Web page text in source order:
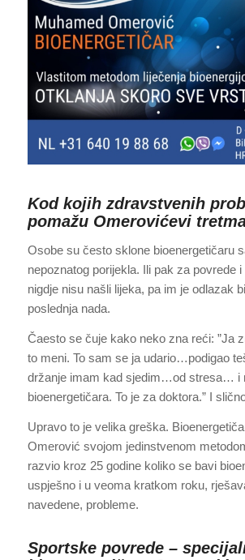
Kod kojih zdravstvenih
pomažu Omerovićevi
Osobe su često sklone bioenergetičaru
nepoznatog porijekla. Ili pak za povrede
nigdje nisu našli lijeka, pa im je odlazak
poslednja nada.
Čaesto se čuje kako neko zna reći: ”Ja
to meni. To sam se ja udario…podigao
držanje imam kad sjedim…od stresa… i
bioenergetičara. To je za doktora.” I
Upravo to je velika greška.
Omerović svojom jedinstvenom
razvio kroz 25 godine koliko se bavi
uspješno i u veoma kratkom roku,
navedene, probleme.
Sportske povrede –